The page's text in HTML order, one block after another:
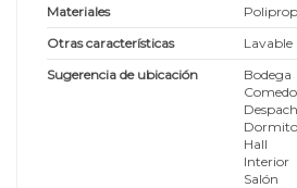
Materiales
Otras características
Sugerencia de ubicación
Bodega
Hall
Interior
Salón